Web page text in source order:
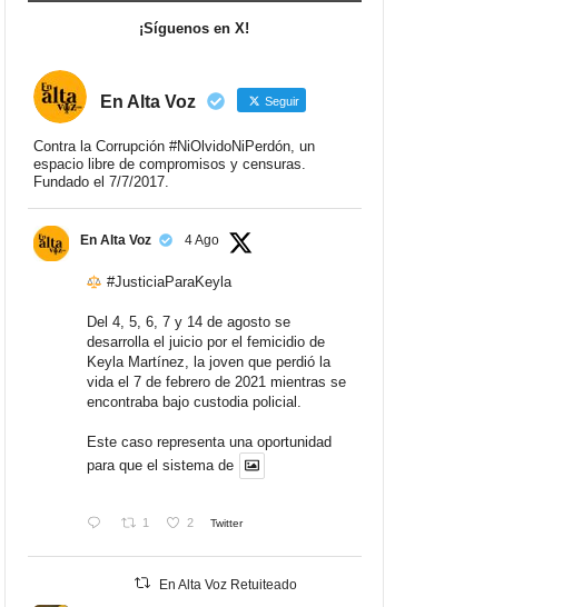
¡Síguenos en X!
En Alta Voz Seguir
Contra la Corrupción #NiOlvidoNiPerdón, un
espacio libre de compromisos y censuras.
Fundado el 7/7/2017.
En Alta Voz 4 Ago
#JusticiaParaKeyla
Del 4, 5, 6, 7 y 14 de agosto se
desarrolla el juicio por el femicidio de
Keyla Martínez, la joven que perdió la
vida el 7 de febrero de 2021 mientras se
encontraba bajo custodia policial.
Este caso representa una oportunidad
para que el sistema de
1 2 Twitter
En Alta Voz Retuiteado